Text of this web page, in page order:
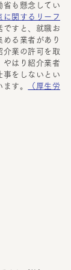
省も懸念してい
に関するリーフ
ですと、就職お
る業者があり
介業の許可を取
やはり紹介業者
事をしないとい
す。
（厚生労